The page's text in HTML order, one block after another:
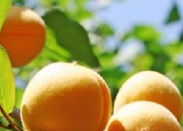
обратный звонок